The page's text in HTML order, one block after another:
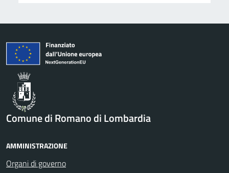
Comune di Romano di Lombardia
AMMINISTRAZIONE
Organi di governo